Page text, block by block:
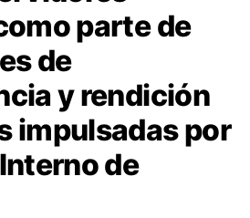
parte de
de
y rendición
impulsadas por
de